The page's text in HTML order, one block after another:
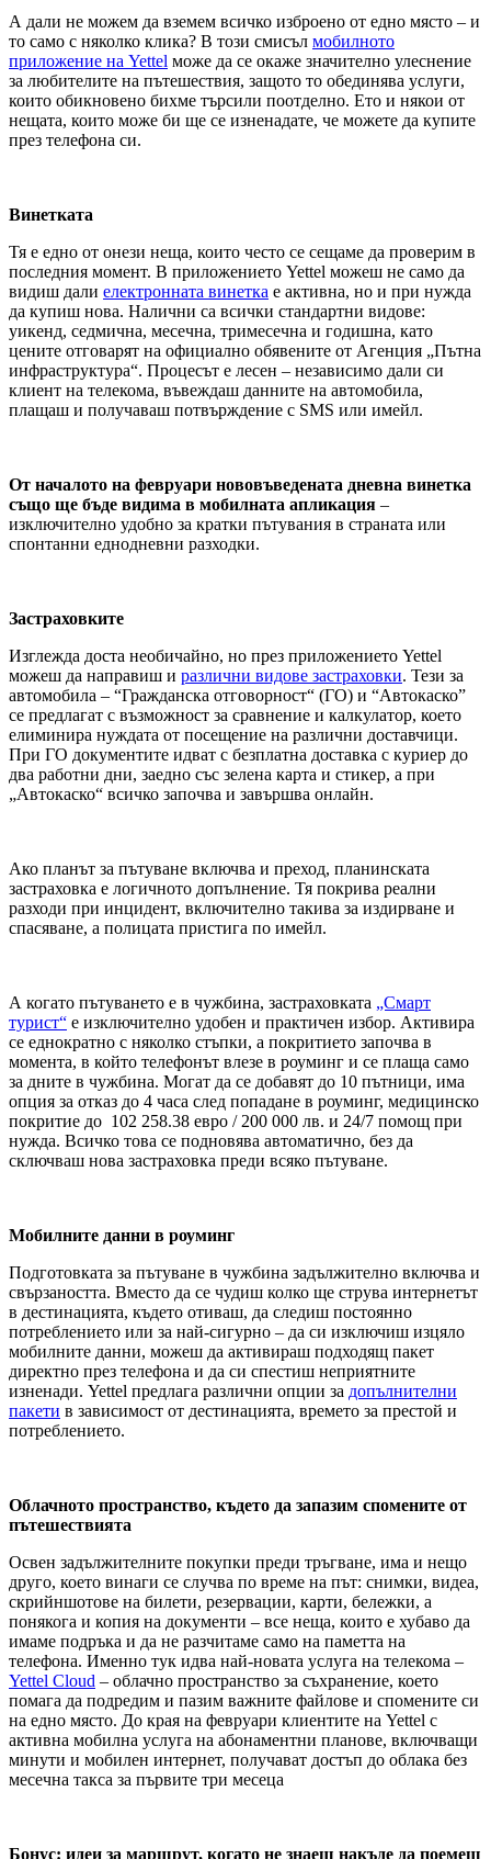
А дали не можем да вземем всичко изброено от едно място – и
то само с няколко клика? В този смисъл мобилното
приложение на Yettel може да се окаже значително улеснение
за любителите на пътешествия, защото то обединява услуги,
които обикновено бихме търсили поотделно. Ето и някои от
нещата, които може би ще се изненадате, че можете да купите
през телефона си.
Винетката
Тя е едно от онези неща, които често се сещаме да проверим в
последния момент. В приложението Yettel можеш не само да
видиш дали електронната винетка е активна, но и при нужда
да купиш нова. Налични са всички стандартни видове:
уикенд, седмична, месечна, тримесечна и годишна, като
цените отговарят на официално обявените от Агенция „Пътна
инфраструктура“. Процесът е лесен – независимо дали си
клиент на телекома, въвеждаш данните на автомобила,
плащаш и получаваш потвърждение с SMS или имейл.
От началото на февруари нововъведената дневна винетка
също ще бъде видима в мобилната апликация –
изключително удобно за кратки пътувания в страната или
спонтанни еднодневни разходки.
Застраховките
Изглежда доста необичайно, но през приложението Yettel
можеш да направиш и различни видове застраховки. Тези за
автомобила – “Гражданска отговорност“ (ГО) и “Автокаско”
се предлагат с възможност за сравнение и калкулатор, което
елиминира нуждата от посещение на различни доставчици.
При ГО документите идват с безплатна доставка с куриер до
два работни дни, заедно със зелена карта и стикер, а при
„Автокаско“ всичко започва и завършва онлайн.
Ако планът за пътуване включва и преход, планинската
застраховка е логичното допълнение. Тя покрива реални
разходи при инцидент, включително такива за издирване и
спасяване, а полицата пристига по имейл.
А когато пътуването е в чужбина, застраховката „Смарт
турист“ е изключително удобен и практичен избор. Активира
се еднократно с няколко стъпки, а покритието започва в
момента, в който телефонът влезе в роуминг и се плаща само
за дните в чужбина. Могат да се добавят до 10 пътници, има
опция за отказ до 4 часа след попадане в роуминг, медицинско
покритие до 102 258.38 евро / 200 000 лв. и 24/7 помощ при
нужда. Всичко това се подновява автоматично, без да
сключваш нова застраховка преди всяко пътуване.
Мобилните данни в роуминг
Подготовката за пътуване в чужбина задължително включва и
свързаността. Вместо да се чудиш колко ще струва интернетът
в дестинацията, където отиваш, да следиш постоянно
потреблението или за най-сигурно – да си изключиш изцяло
мобилните данни, можеш да активираш подходящ пакет
директно през телефона и да си спестиш неприятните
изненади. Yettel предлага различни опции за допълнителни
пакети в зависимост от дестинацията, времето за престой и
потреблението.
Облачното пространство, където да запазим спомените от
пътешествията
Освен задължителните покупки преди тръгване, има и нещо
друго, което винаги се случва по време на път: снимки, видеа,
скрийншотове на билети, резервации, карти, бележки, а
понякога и копия на документи – все неща, които е хубаво да
имаме подръка и да не разчитаме само на паметта на
телефона. Именно тук идва най-новата услуга на телекома –
Yettel Cloud – облачно пространство за съхранение, което
помага да подредим и пазим важните файлове и спомените си
на едно място. До края на февруари клиентите на Yettel с
активна мобилна услуга на абонаментни планове, включващи
минути и мобилен интернет, получават достъп до облака без
месечна такса за първите три месеца
Бонус: идеи за маршрут, когато не знаеш накъде да поемеш